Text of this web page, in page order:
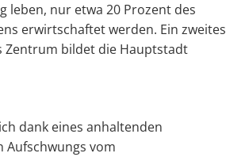
leben, nur etwa 20 Prozent des
erwirtschaftet werden. Ein zweites
Zentrum bildet die Hauptstadt
dank eines anhaltenden
Aufschwungs vom